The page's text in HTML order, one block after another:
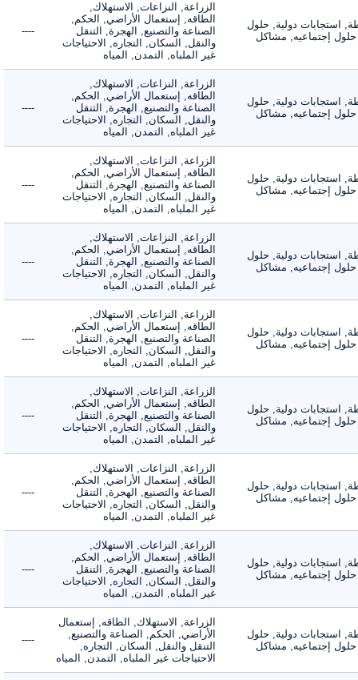
استجابات دولية, حلول
إجتماعيه, مشاكل
الزراعة, النزاعات, الاستهلاك,
الطاقه, إستعمال الأراضي, الحكم,
الصناعة والتصنيع, الهجرة, التنقل
والنقل, السكان, التجاره, الاحتياجات
غير الملباه, التمدن, المياه
----
استجابات دولية, حلول
إجتماعيه, مشاكل
الزراعة, النزاعات, الاستهلاك,
الطاقه, إستعمال الأراضي, الحكم,
الصناعة والتصنيع, الهجرة, التنقل
والنقل, السكان, التجاره, الاحتياجات
غير الملباه, التمدن, المياه
----
استجابات دولية, حلول
إجتماعيه, مشاكل
الزراعة, النزاعات, الاستهلاك,
الطاقه, إستعمال الأراضي, الحكم,
الصناعة والتصنيع, الهجرة, التنقل
والنقل, السكان, التجاره, الاحتياجات
غير الملباه, التمدن, المياه
----
استجابات دولية, حلول
إجتماعيه, مشاكل
الزراعة, النزاعات, الاستهلاك,
الطاقه, إستعمال الأراضي, الحكم,
الصناعة والتصنيع, الهجرة, التنقل
والنقل, السكان, التجاره, الاحتياجات
غير الملباه, التمدن, المياه
----
استجابات دولية, حلول
إجتماعيه, مشاكل
الزراعة, النزاعات, الاستهلاك,
الطاقه, إستعمال الأراضي, الحكم,
الصناعة والتصنيع, الهجرة, التنقل
والنقل, السكان, التجاره, الاحتياجات
غير الملباه, التمدن, المياه
----
استجابات دولية, حلول
إجتماعيه, مشاكل
الزراعة, النزاعات, الاستهلاك,
الطاقه, إستعمال الأراضي, الحكم,
الصناعة والتصنيع, الهجرة, التنقل
والنقل, السكان, التجاره, الاحتياجات
غير الملباه, التمدن, المياه
----
استجابات دولية, حلول
إجتماعيه, مشاكل
الزراعة, النزاعات, الاستهلاك,
الطاقه, إستعمال الأراضي, الحكم,
الصناعة والتصنيع, الهجرة, التنقل
والنقل, السكان, التجاره, الاحتياجات
غير الملباه, التمدن, المياه
----
استجابات دولية, حلول
إجتماعيه, مشاكل
الزراعة, النزاعات, الاستهلاك,
الطاقه, إستعمال الأراضي, الحكم,
الصناعة والتصنيع, الهجرة, التنقل
والنقل, السكان, التجاره, الاحتياجات
غير الملباه, التمدن, المياه
----
استجابات دولية, حلول
إجتماعيه, مشاكل
الزراعة, الاستهلاك, الطاقه, إستعمال
الأراضي, الحكم, الصناعة والتصنيع,
التنقل والنقل, السكان, التجاره,
الاحتياجات غير الملباه, التمدن, المياه
----